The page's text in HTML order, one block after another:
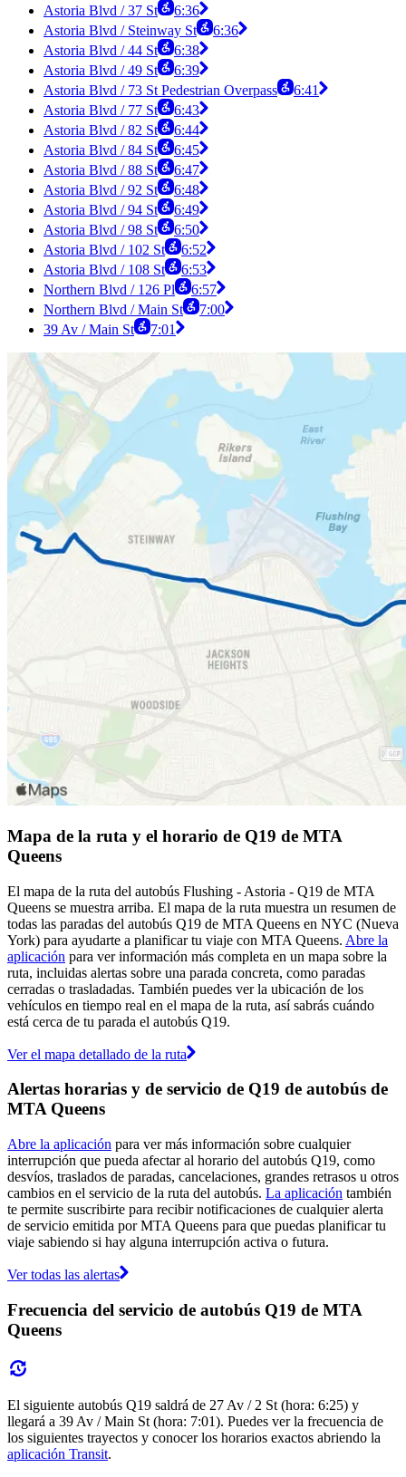
Astoria Blvd / 37 St
6:36
Astoria Blvd / Steinway St
6:36
Astoria Blvd / 44 St
6:38
Astoria Blvd / 49 St
6:39
Astoria Blvd / 73 St Pedestrian Overpass
6:41
Astoria Blvd / 77 St
6:43
Astoria Blvd / 82 St
6:44
Astoria Blvd / 84 St
6:45
Astoria Blvd / 88 St
6:47
Astoria Blvd / 92 St
6:48
Astoria Blvd / 94 St
6:49
Astoria Blvd / 98 St
6:50
Astoria Blvd / 102 St
6:52
Astoria Blvd / 108 St
6:53
Northern Blvd / 126 Pl
6:57
Northern Blvd / Main St
7:00
39 Av / Main St
7:01
Mapa de la ruta y el horario de Q19 de MTA
Queens
El mapa de la ruta del autobús Flushing - Astoria - Q19 de MTA
Queens se muestra arriba. El mapa de la ruta muestra un resumen de
todas las paradas del autobús Q19 de MTA Queens en NYC (Nueva
York) para ayudarte a planificar tu viaje con MTA Queens. Abre la
aplicación para ver información más completa en un mapa sobre la
ruta, incluidas alertas sobre una parada concreta, como paradas
cerradas o trasladadas. También puedes ver la ubicación de los
vehículos en tiempo real en el mapa de la ruta, así sabrás cuándo
está cerca de tu parada el autobús Q19.
Ver el mapa detallado de la ruta
Alertas horarias y de servicio de Q19 de autobús de
MTA Queens
Abre la aplicación para ver más información sobre cualquier
interrupción que pueda afectar al horario del autobús Q19, como
desvíos, traslados de paradas, cancelaciones, grandes retrasos u otros
cambios en el servicio de la ruta del autobús. La aplicación también
te permite suscribirte para recibir notificaciones de cualquier alerta
de servicio emitida por MTA Queens para que puedas planificar tu
viaje sabiendo si hay alguna interrupción activa o futura.
Ver todas las alertas
Frecuencia del servicio de autobús Q19 de MTA
Queens
El siguiente autobús Q19 saldrá de 27 Av / 2 St (hora: 6:25) y
llegará a 39 Av / Main St (hora: 7:01). Puedes ver la frecuencia de
los siguientes trayectos y conocer los horarios exactos abriendo la
aplicación Transit.